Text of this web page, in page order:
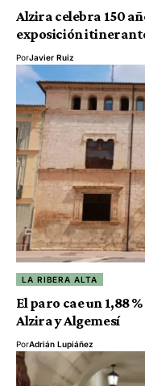
Alzira celebra 150
exposición
PorJavier Ruiz
LA RIBERA ALTA
El paro cae un 1,88
Alzira y Algemesí
PorAdrián Lupiáñez